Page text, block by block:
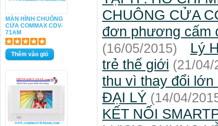
MÀN HÌNH CHUÔNG
CỬA COMMAX CDV-
71AM
CHUÔNG CỬA
đơn phương cấm
(16/05/2015)
Lý
trẻ thế giới (21/04/
thu vì thay đổi lớn
ĐẠI LÝ (14/04/
KẾT NỐI